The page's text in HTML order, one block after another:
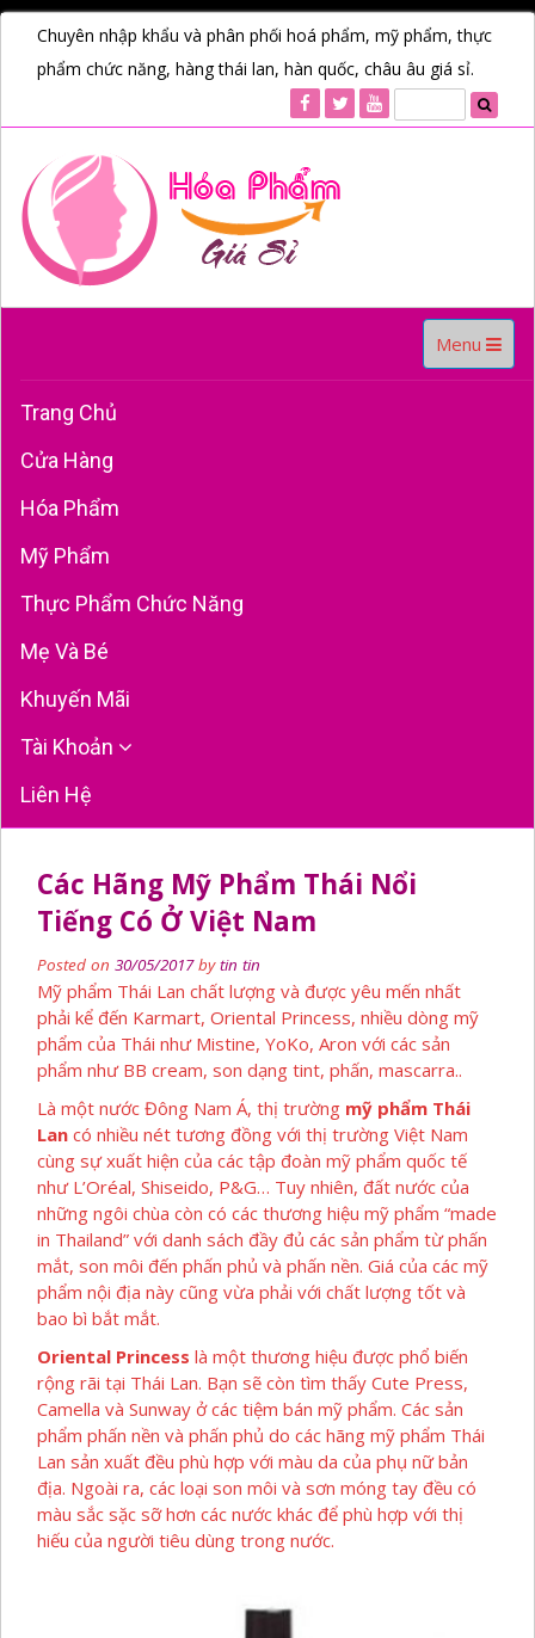
Chuyên nhập khẩu và phân phối hoá phẩm, mỹ phẩm, thực
phẩm chức năng, hàng thái lan, hàn quốc, châu âu giá sỉ.
Toggle
navigation
Menu
Trang Chủ
Cửa Hàng
Hóa Phẩm
Mỹ Phẩm
Thực Phẩm Chức Năng
Mẹ Và Bé
Khuyến Mãi
Tài Khoản
Liên Hệ
Các Hãng Mỹ Phẩm Thái Nổi
Tiếng Có Ở Việt Nam
Posted on 30/05/2017bytin tin
Mỹ phẩm Thái Lan chất lượng và được yêu mến nhất
phải kể đến Karmart, Oriental Princess, nhiều dòng mỹ
phẩm của Thái như Mistine, YoKo, Aron với các sản
phẩm như BB cream, son dạng tint, phấn, mascarra..
Là một nước Đông Nam Á, thị trường mỹ phẩm Thái
Lan có nhiều nét tương đồng với thị trường Việt Nam
cùng sự xuất hiện của các tập đoàn mỹ phẩm quốc tế
như L’Oréal, Shiseido, P&G… Tuy nhiên, đất nước của
những ngôi chùa còn có các thương hiệu mỹ phẩm “made
in Thailand” với danh sách đầy đủ các sản phẩm từ phấn
mắt, son môi đến phấn phủ và phấn nền. Giá của các mỹ
phẩm nội địa này cũng vừa phải với chất lượng tốt và
bao bì bắt mắt.
Oriental Princess là một thương hiệu được phổ biến
rộng rãi tại Thái Lan. Bạn sẽ còn tìm thấy Cute Press,
Camella và Sunway ở các tiệm bán mỹ phẩm. Các sản
phẩm phấn nền và phấn phủ do các hãng mỹ phẩm Thái
Lan sản xuất đều phù hợp với màu da của phụ nữ bản
địa. Ngoài ra, các loại son môi và sơn móng tay đều có
màu sắc sặc sỡ hơn các nước khác để phù hợp với thị
hiếu của người tiêu dùng trong nước.